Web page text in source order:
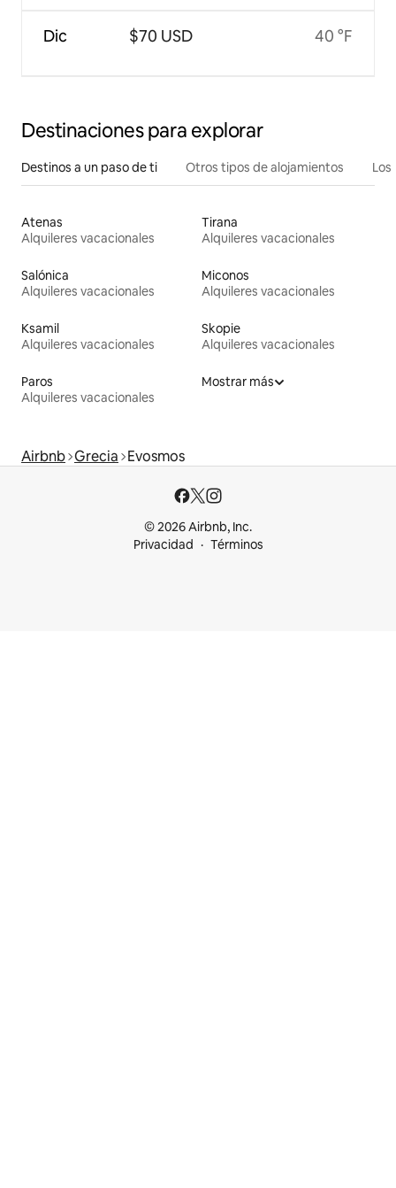
Dic $70 USD 40 °F
Destinaciones para explorar
Destinos a un paso de ti Otros tipos de alojamientos
Atenas
Alquileres vacacionales
Tirana
Alquileres vacacionales
Salónica
Alquileres vacacionales
Miconos
Alquileres vacacionales
Ksamil
Alquileres vacacionales
Skopie
Alquileres vacacionales
Paros
Alquileres vacacionales
Mostrar más
Airbnb Grecia Evosmos
© 2026 Airbnb, Inc.
Privacidad
Términos